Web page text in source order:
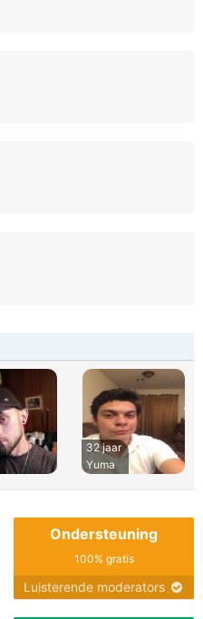
32 jaar
Yuma
Ondersteuning
100% gratis
Luisterende moderators